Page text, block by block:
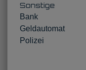
Sonstige
Bank
Geldautomat
Polizei